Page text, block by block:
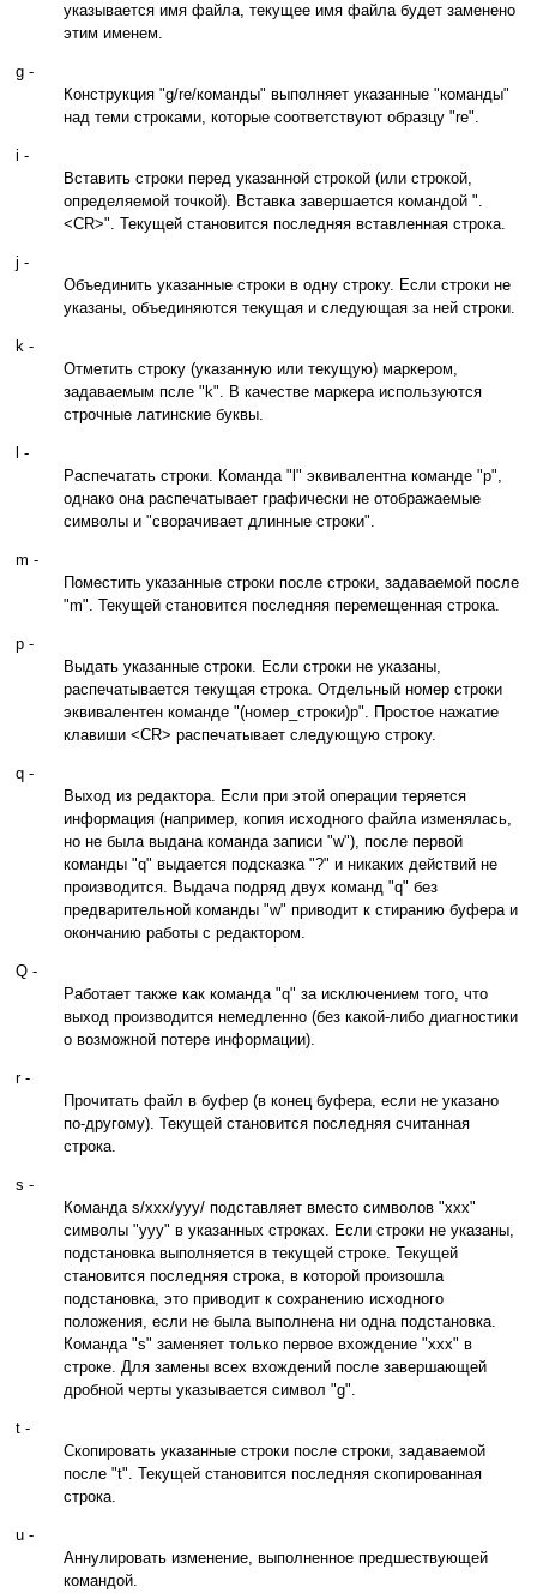
указывается имя файла, текущее имя файла будет заменено
этим именем.
g -
Конструкция "g/re/команды" выполняет указанные "команды"
над теми строками, которые соответствуют образцу "re".
i -
Вставить строки перед указанной строкой (или строкой,
определяемой точкой). Вставка завершается командой ".
<CR>". Текущей становится последняя вставленная строка.
j -
Объединить указанные строки в одну строку. Если строки не
указаны, объединяются текущая и следующая за ней строки.
k -
Отметить строку (указанную или текущую) маркером,
задаваемым псле "k". В качестве маркера используются
строчные латинские буквы.
l -
Распечатать строки. Команда "l" эквивалентна команде "p",
однако она распечатывает графически не отображаемые
символы и "сворачивает длинные строки".
m -
Поместить указанные строки после строки, задаваемой после
"m". Текущей становится последняя перемещенная строка.
p -
Выдать указанные строки. Если строки не указаны,
распечатывается текущая строка. Отдельный номер строки
эквивалентен команде "(номер_строки)p". Простое нажатие
клавиши <CR> распечатывает следующую строку.
q -
Выход из редактора. Если при этой операции теряется
информация (например, копия исходного файла изменялась,
но не была выдана команда записи "w"), после первой
команды "q" выдается подсказка "?" и никаких действий не
производится. Выдача подряд двух команд "q" без
предварительной команды "w" приводит к стиранию буфера и
окончанию работы с редактором.
Q -
Работает также как команда "q" за исключением того, что
выход производится немедленно (без какой-либо диагностики
о возможной потере информации).
r -
Прочитать файл в буфер (в конец буфера, если не указано
по-другому). Текущей становится последняя считанная
строка.
s -
Команда s/xxx/yyy/ подставляет вместо символов "xxx"
символы "yyy" в указанных строках. Если строки не указаны,
подстановка выполняется в текущей строке. Текущей
становится последняя строка, в которой произошла
подстановка, это приводит к сохранению исходного
положения, если не была выполнена ни одна подстановка.
Команда "s" заменяет только первое вхождение "xxx" в
строке. Для замены всех вхождений после завершающей
дробной черты указывается символ "g".
t -
Скопировать указанные строки после строки, задаваемой
после "t". Текущей становится последняя скопированная
строка.
u -
Аннулировать изменение, выполненное предшествующей
командой.